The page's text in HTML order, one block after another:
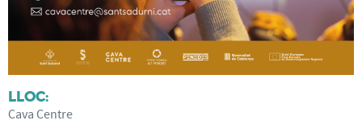
LLOC:
Cava Centre